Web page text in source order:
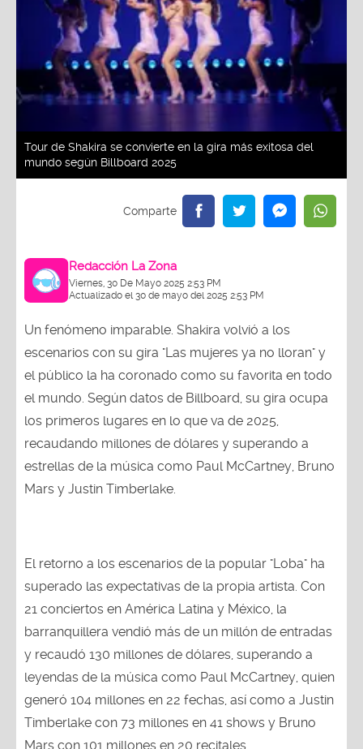
Tour de Shakira se convierte en la gira más exitosa del
mundo según Billboard 2025
Redacción La Zona
Viernes, 30 De Mayo 2025 2:53 PM
Actualizado el 30 de mayo del 2025 2:53 PM
Un fenómeno imparable. Shakira volvió a los
escenarios con su gira "Las mujeres ya no lloran" y
el público la ha coronado como su favorita en todo
el mundo. Según datos de Billboard, su gira ocupa
los primeros lugares en lo que va de 2025,
recaudando millones de dólares y superando a
estrellas de la música como Paul McCartney, Bruno
Mars y Justin Timberlake.
El retorno a los escenarios de la popular "Loba" ha
superado las expectativas de la propia artista. Con
21 conciertos en América Latina y México, la
barranquillera vendió más de un millón de entradas
y recaudó 130 millones de dólares, superando a
leyendas de la música como Paul McCartney, quien
generó 104 millones en 22 fechas, así como a Justin
Timberlake con 73 millones en 41 shows y Bruno
Mars con 101 millones en 20 recitales.